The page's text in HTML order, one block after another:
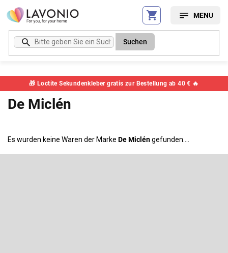
Zum
Inhalt
springen
🎁 Loctite Sekundenkleber gratis zur Bestellung ab 40 € 🔥
Suchen
De Miclén
Es wurden keine Waren der Marke De Micléngefunden....